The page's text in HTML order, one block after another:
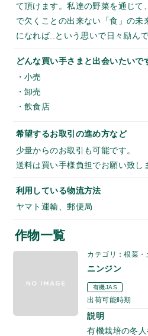
て頂けます。私達の野菜を通じて
で欠くことの出来ない「食」の未
になれば..という思いで日々励んで
どんな買い手さまと出会いたいで
・小売
・卸売
・飲食店
希望するお取引の進め方など
少量からのお取引も可能です。
送料は買い手様負担でお願い致し
利用している物流方法
ヤマト運輸、郵便局
作物一覧
カテゴリ：根菜
ニンジン
有機JAS
出荷可能時期
説明
有機栽培の冬人